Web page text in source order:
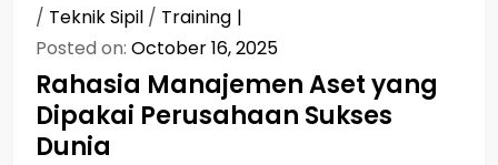
/ Teknik Sipil / Training
Posted on: October 16, 2025
Rahasia Manajemen Aset yang
Dipakai Perusahaan Sukses
Dunia